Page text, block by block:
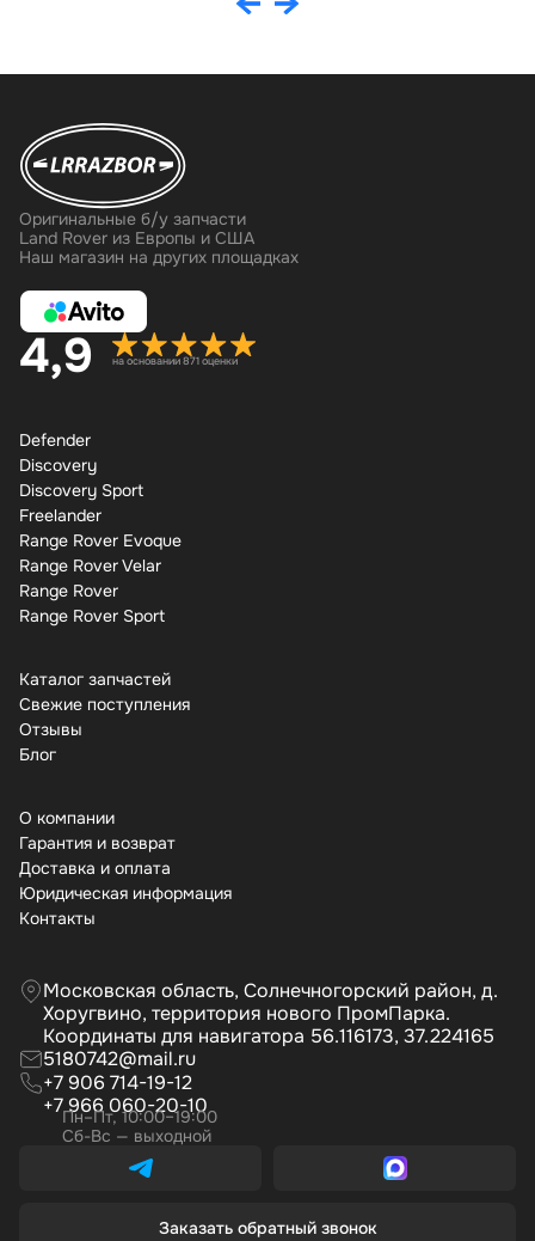
Оригинальные б/у запчасти
Land Rover из Европы и США
Наш магазин на других площадках
4,9 на основании 871 оценки
Defender
Discovery
Discovery Sport
Freelander
Range Rover Evoque
Range Rover Velar
Range Rover
Range Rover Sport
Каталог запчастей
Свежие поступления
Отзывы
Бло
О компании
Гарантия и возврат
Доставка и оплата
Юридическая информация
Контакты
Московская область, Солнечногорский район, д.
Хоругвино, территория нового ПромПарка.
Координаты для навигатора 56.116173, 37.224165
5180742@mail.ru
+7 906 714-19-12
+7 966 060-20-10
Пн–Пт, 10:00–19:00
Сб-Вс — выходной
Заказать обратный звонок